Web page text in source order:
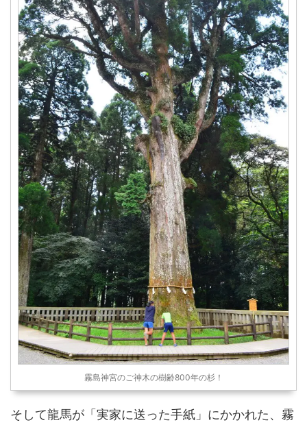
霧島神宮のご神木の樹齢800年の杉！
そして龍馬が「実家に送った手紙」にかかれた、霧